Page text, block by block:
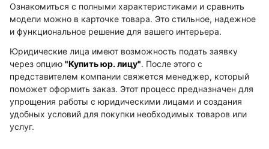
Ознакомиться с полными характеристиками и сравнить
модели можно в карточке товара. Это стильное, надежное
и функциональное решение для вашего интерьера.
Юридические лица имеют возможность подать заявку
через опцию "Купить юр. лицу". После этого с
представителем компании свяжется менеджер, который
поможет оформить заказ. Этот процесс предназначен для
упрощения работы с юридическими лицами и создания
удобных условий для покупки необходимых товаров или
услуг.